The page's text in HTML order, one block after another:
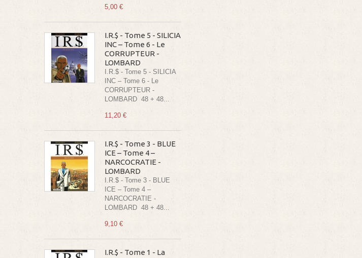
5,00 €
I.R.$ - Tome 5 - SILICIA
INC – Tome 6 - Le
CORRUPTEUR -
LOMBARD
I.R.$ - Tome 5 - SILICIA
INC – Tome 6 - Le
CORRUPTEUR -
LOMBARD 48 + 48...
11,20 €
I.R.$ - Tome 3 - BLUE
ICE – Tome 4 –
NARCOCRATIE -
LOMBARD
I.R.$ - Tome 3 - BLUE
ICE – Tome 4 –
NARCOCRATIE -
LOMBARD 48 + 48...
9,10 €
I.R.$ - Tome 1 - La